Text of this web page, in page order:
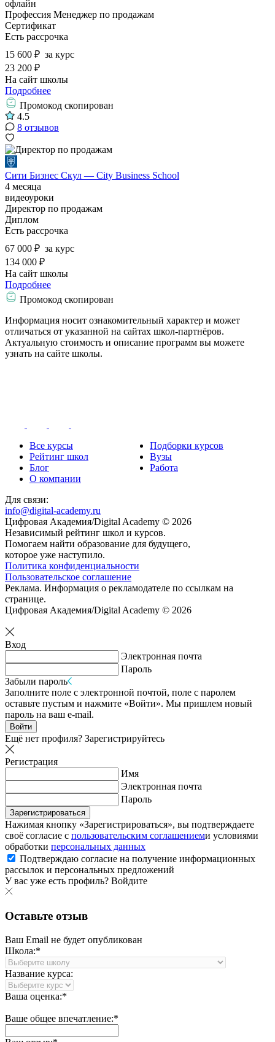
офлайн
Профессия Менеджер по продажам
Сертификат
Есть рассрочка
15 600 ₽ за курс
23 200 ₽
На сайт школы
Подробнее
Промокод скопирован
4.5
8 отзывов
Сити Бизнес Скул — City Business School
4 месяца
видеоуроки
Директор по продажам
Диплом
Есть рассрочка
67 000 ₽ за курс
134 000 ₽
На сайт школы
Подробнее
Промокод скопирован
Информация носит ознакомительный характер и может
отличаться от указанной на сайтах школ-партнёров.
Актуальную стоимость и описание программ вы можете
узнать на сайте школы.
Все курсы
Подборки курсов
Рейтинг школ
Вузы
Блог
Работа
О компании
Для связи:
info@digital-academy.ru
Цифровая Академия/Digital Academy © 2026
Независимый рейтинг школ и курсов.
Помогаем найти образование для будущего,
которое уже наступило.
Политика конфиденциальности
Пользовательское соглашение
Реклама. Информация о рекламодателе по ссылкам на
странице.
Цифровая Академия/Digital Academy © 2026
Вход
Электронная почта
Пароль
Забыли пароль
Заполните поле с электронной почтой, поле с паролем
оставьте пустым и нажмите «Войти». Мы пришлем новый
пароль на ваш e-mail.
Войти
Ещё нет профиля? Зарегистрируйтесь
Регистрация
Имя
Электронная почта
Пароль
Зарегистрироваться
Нажимая кнопку «Зарегистрироваться», вы подтверждаете
своё согласие с пользовательским соглашениеми условиями
обработки персональных данных
Подтверждаю согласие на получение информационных
рассылок и персональных предложений
У вас уже есть профиль? Войдите
Оставьте отзыв
Ваш Email не будет опубликован
Школа:*
Название курса:
Ваша оценка:*
Ваше общее впечатление:*